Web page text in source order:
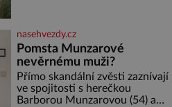
medu – zhruba jednu čajovou
lžičku. Sama o sobě se může
zdát bezvýznamná. Teprve když
se spojí s dalšími desítkami tisíc
příslušnic svého včelstva,
vznikne jeden z
nejdokonalejších organismů
nasehvezdy.cz
Pomsta Munzarové
nevěrnému muži?
Přímo skandální zvěsti zaznívají
ve spojitosti s herečkou
Barborou Munzarovou (54) a